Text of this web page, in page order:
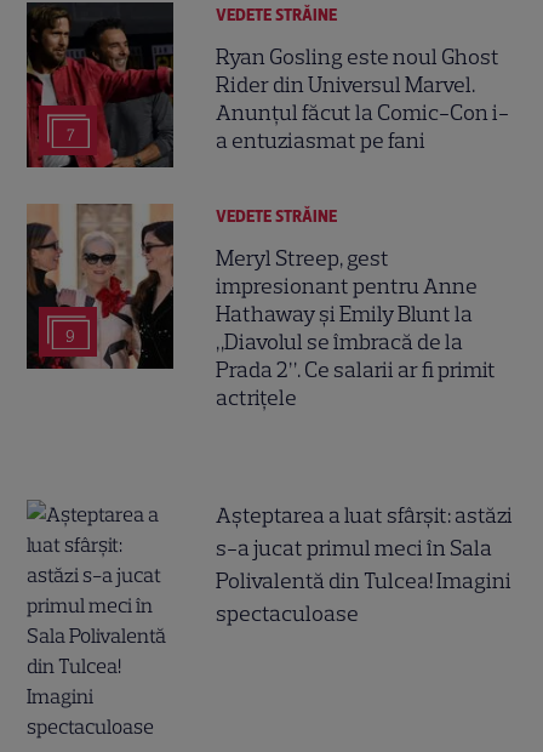
7
VEDETE STRĂINE
Ryan Gosling este noul Ghost
Rider din Universul Marvel.
Anunțul făcut la Comic-Con i-
a entuziasmat pe fani
9
VEDETE STRĂINE
Meryl Streep, gest
impresionant pentru Anne
Hathaway și Emily Blunt la
„Diavolul se îmbracă de la
Prada 2”. Ce salarii ar fi primit
actrițele
Așteptarea a luat sfârșit: astăzi
s-a jucat primul meci în Sala
Polivalentă din Tulcea! Imagini
spectaculoase